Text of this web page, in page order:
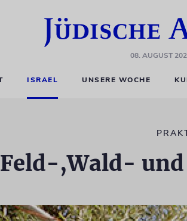
08. AUGUST
ISRAEL UNSERE WOCHE
Feld-,Wald- und